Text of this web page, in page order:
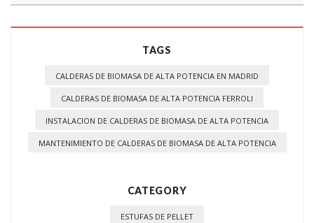
TAGS
CALDERAS DE BIOMASA DE ALTA POTENCIA EN MADRID
CALDERAS DE BIOMASA DE ALTA POTENCIA FERROLI
INSTALACION DE CALDERAS DE BIOMASA DE ALTA POTENCIA
MANTENIMIENTO DE CALDERAS DE BIOMASA DE ALTA POTENCIA
CATEGORY
ESTUFAS DE PELLET